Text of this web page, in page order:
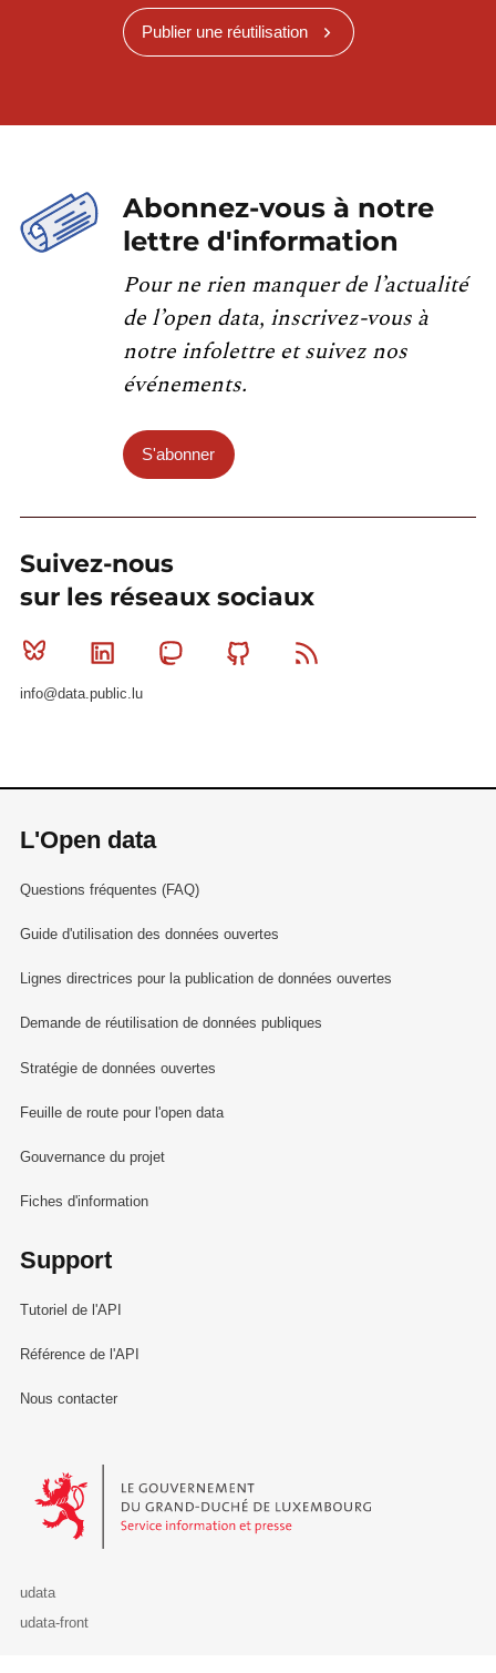
Publier une réutilisation
Abonnez-vous à notre
lettre d'information
Pour ne rien manquer de l’actualité
de l’open data, inscrivez-vous à
notre infolettre et suivez nos
événements.
S'abonner
Suivez-nous
sur les réseaux sociaux
Bluesky Linkedin MastodonGithub
info@data.public.lu
L'Open data
Questions fréquentes (FAQ)
Guide d'utilisation des données ouvertes
Lignes directrices pour la publication de données ouvertes
Demande de réutilisation de données publiques
Stratégie de données ouvertes
Feuille de route pour l'open data
Gouvernance du projet
Fiches d'information
Support
Tutoriel de l'API
Référence de l'API
Nous contacter
Le Gouvernement du Grand-Duché de Luxembourg - Service
udata
udata-front